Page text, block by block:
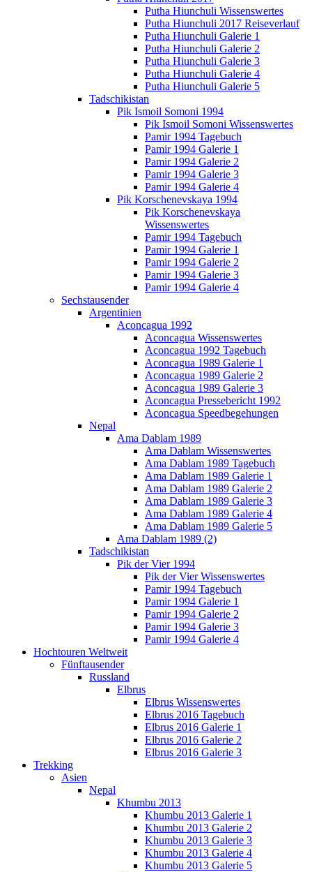
Putha Hiunchuli Wissenswertes
Putha Hiunchuli 2017 Reiseverlauf
Putha Hiunchuli Galerie 1
Putha Hiunchuli Galerie 2
Putha Hiunchuli Galerie 3
Putha Hiunchuli Galerie 4
Putha Hiunchuli Galerie 5
Tadschikistan
Pik Ismoil Somoni 1994
Pik Ismoil Somoni Wissenswertes
Pamir 1994 Tagebuch
Pamir 1994 Galerie 1
Pamir 1994 Galerie 2
Pamir 1994 Galerie 3
Pamir 1994 Galerie 4
Pik Korschenevskaya 1994
Pik Korschenevskaya
Wissenswertes
Pamir 1994 Tagebuch
Pamir 1994 Galerie 1
Pamir 1994 Galerie 2
Pamir 1994 Galerie 3
Pamir 1994 Galerie 4
Sechstausender
Argentinien
Aconcagua 1992
Aconcagua Wissenswertes
Aconcagua 1992 Tagebuch
Aconcagua 1989 Galerie 1
Aconcagua 1989 Galerie 2
Aconcagua 1989 Galerie 3
Aconcagua Pressebericht 1992
Aconcagua Speedbegehungen
Nepal
Ama Dablam 1989
Ama Dablam Wissenswertes
Ama Dablam 1989 Tagebuch
Ama Dablam 1989 Galerie 1
Ama Dablam 1989 Galerie 2
Ama Dablam 1989 Galerie 3
Ama Dablam 1989 Galerie 4
Ama Dablam 1989 Galerie 5
Ama Dablam 1989 (2)
Tadschikistan
Pik der Vier 1994
Pik der Vier Wissenswertes
Pamir 1994 Tagebuch
Pamir 1994 Galerie 1
Pamir 1994 Galerie 2
Pamir 1994 Galerie 3
Pamir 1994 Galerie 4
Hochtouren Weltweit
Fünftausender
Russland
Elbrus
Elbrus Wissenswertes
Elbrus 2016 Tagebuch
Elbrus 2016 Galerie 1
Elbrus 2016 Galerie 2
Elbrus 2016 Galerie 3
Trekking
Asien
Nepal
Khumbu 2013
Khumbu 2013 Galerie 1
Khumbu 2013 Galerie 2
Khumbu 2013 Galerie 3
Khumbu 2013 Galerie 4
Khumbu 2013 Galerie 5